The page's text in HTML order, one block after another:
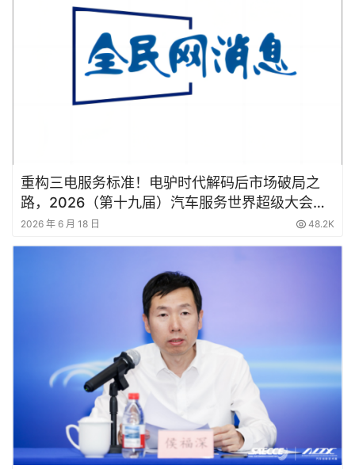
重构三电服务标准！电驴时代解码后市场破局之
路，2026（第十九届）汽车服务世界超级大会深
度解读
2026 年 6 月 18 日 48.2K